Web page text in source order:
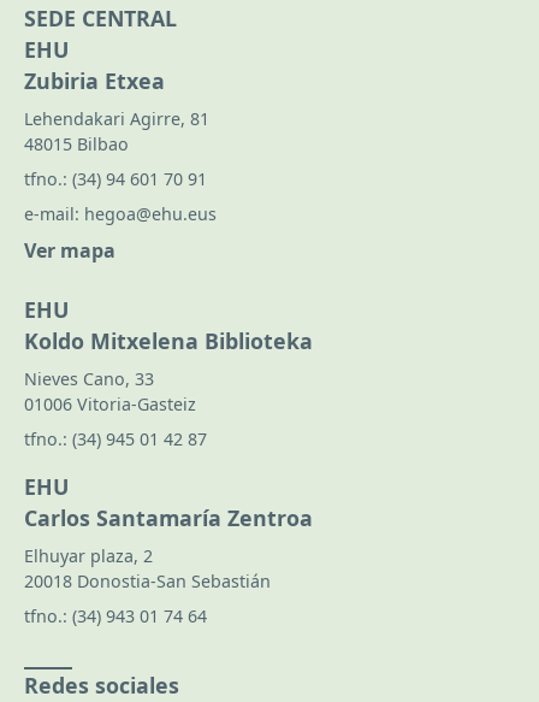
SEDE CENTRAL
EHU
Zubiria Etxea
Lehendakari Agirre, 81
48015 Bilbao
tfno.: (34) 94 601 70 91
e-mail: hegoa@ehu.eus
Ver mapa
EHU
Koldo Mitxelena Biblioteka
Nieves Cano, 33
01006 Vitoria-Gasteiz
tfno.: (34) 945 01 42 87
EHU
Carlos Santamaría Zentroa
Elhuyar plaza, 2
20018 Donostia-San Sebastián
tfno.: (34) 943 01 74 64
Redes sociales